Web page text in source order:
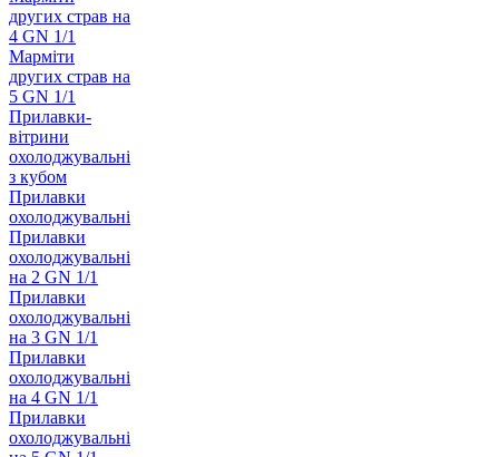
других страв на
4 GN 1/1
Марміти
других страв на
5 GN 1/1
Прилавки-
вітрини
охолоджувальні
з кубом
Прилавки
охолоджувальні
Прилавки
охолоджувальні
на 2 GN 1/1
Прилавки
охолоджувальні
на 3 GN 1/1
Прилавки
охолоджувальні
на 4 GN 1/1
Прилавки
охолоджувальні